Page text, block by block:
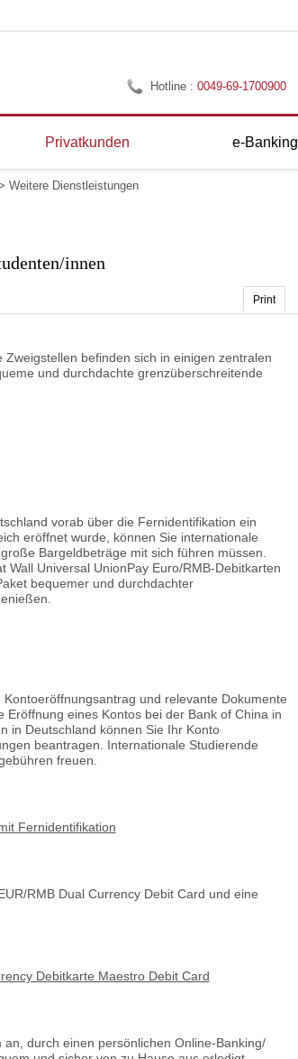
Hotline :0049-69-1700900
Privatkunden e-Banking
Weitere Dienstleistungen
innen
Print
befinden sich in einigen zentralen
und durchdachte grenzüberschreitende
vorab über die Fernidentifikation ein
eröffnet wurde, können Sie internationale
Bargeldbeträge mit sich führen müssen.
Universal UnionPay Euro/RMB-Debitkarten
bequemer und durchdachter
und relevante Dokumente
eines Kontos bei der Bank of China in
in Deutschland können Sie Ihr Konto
beantragen. Internationale Studierende
freuen.
Fernidentifikation
RMB Dual Currency Debit Card und eine
Debitkarte Maestro Debit Card
durch einen persönlichen Online-Banking/